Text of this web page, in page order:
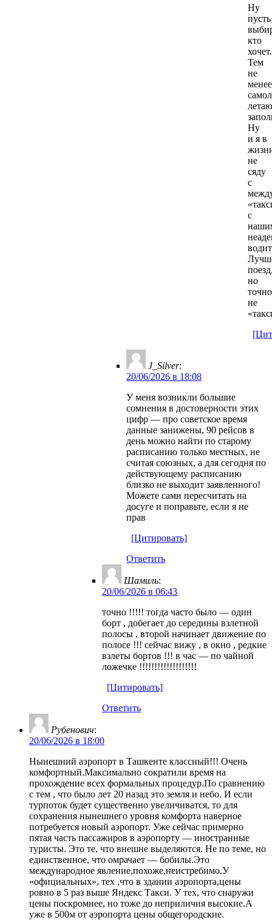
Ну
пусть
кто
хочет.
Тем
не
Ну
и я в
не
сяду
с
с
но
точно
не
J_Silver:
20/06/2026 в 18:08
У меня возникли большие
сомнения в достоверности этих
цифр — про советское время
данные занижены, 90 рейсов в
день можно найти по старому
расписанию только местных, не
считая союзных, а для сегодня по
действующему расписанию
близко не выходит заявленного!
Можете сами пересчитать на
досуге и поправьте, если я не
прав
[Цитировать]
Ответить
Шамиль:
20/06/2026 в 06:43
точно !!!!! тогда часто было — один
борт , добегает до середины взлетной
полосы , второй начинает движение по
полосе !!! сейчас вижу , в окно , редкие
взлеты бортов !!! в час — по чайной
ложечке !!!!!!!!!!!!!!!!!!!
[Цитировать]
Ответить
Рубенович:
20/06/2026 в 18:00
Нынешний аэропорт в Ташкенте классный!!! Очень
комфортный.Максимально сократили время на
прохождение всех формальных процедур.По сравнению
с тем , что было лет 20 назад это земля и небо. И если
турпоток будет существенно увеличиватся, то для
сохранения нынешнего уровня комфорта наверное
потребуется новый аэропорт. Уже сейчас примерно
пятая часть пассажиров в аэропорту — иностранные
туристы. Это те, что внешне выделяются. Не по теме, но
единственное, что омрачает — бобилы.Это
международное явление,похоже,неистребимо.У
«официальных», тех ,что в здании аэропорта,цены
ровно в 5 раз выше Яндекс Такси. У тех, что снаружи
цены поскромнее, но тоже до неприличия высокие.А
уже в 500м от аэропорта цены общегородские.